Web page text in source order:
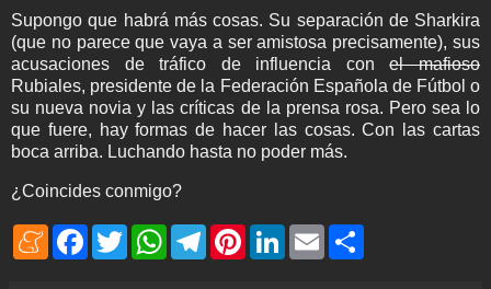
Supongo que habrá más cosas. Su separación de Sharkira
(que no parece que vaya a ser amistosa precisamente), sus
acusaciones de tráfico de influencia conel mafioso
Rubiales, presidente de la Federación Española de Fútbol o
su nueva novia y las críticas de la prensa rosa. Pero sea lo
que fuere, hay formas de hacer las cosas. Con las cartas
boca arriba. Luchando hasta no poder más.
¿Coincides conmigo?
M
F
T
w
W
T
P
L
E
m